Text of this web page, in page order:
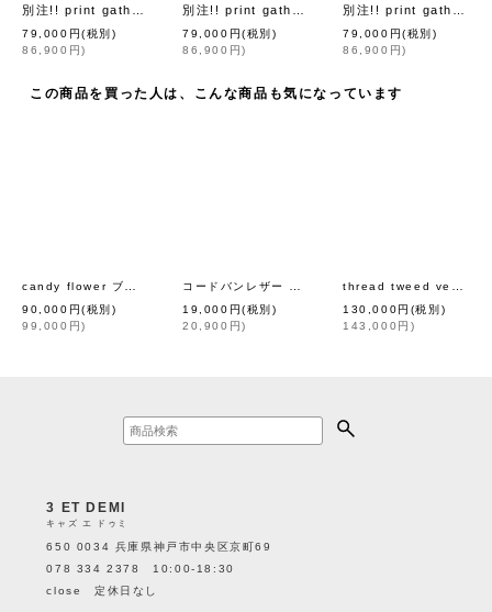
[ leur logette
79,000 円(税別)
86,900 円)
[leur
79,000 円(税別)
86,900 円)
79,000 円(税別)
86,900 円)
この商品を買った人は、こんな商品も気になっています
[mina perhonen ]
90,000 円(税別)
99,000 円)
19,000 円(税別)
20,900 円)
130,000円 (税別)
143,000 円 )
3 ET DEMI
キャズ エ ドゥミ
650 0034 兵庫県神戸市中央区京町69
078 334 2378 10:00-18:30
close 定休日なし